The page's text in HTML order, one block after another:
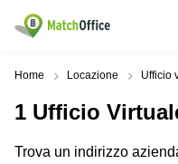
Dare in locazione e affittare
Tipologie di
commerciali
Zone
Ricerche
Aiuto
Home Locazione Ufficio
1 Ufficio
Trova un indirizzo